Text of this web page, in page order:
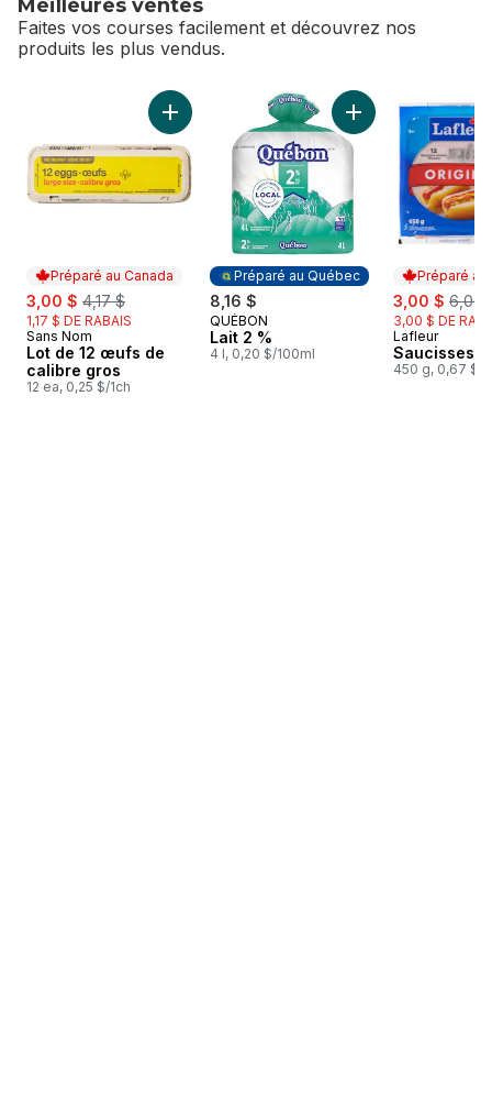
Meilleures ventes
Faites vos courses facilement et découvrez nos
produits les plus vendus.
sauter Meilleures ventes
Préparé au Canada
sale:
3,00 $ , formerly:
4,17 $
1,17 $ DE RABAIS
Préparé au Canada
Sans Nom
Lot de 12 œufs de
calibre gros
12 ea, 0,25 $/1ch
Ajouter Lot de 12 œufs de calibre gros au
Préparé au Québec
8,16 $
Préparé au Québec
QUÉBON
Lait 2 %
4 l, 0,20 $/100ml
Ajouter Lait 2 %
Préparé au
sale:
3,00 $ ,
6,00
3,00 $ DE
Préparé au
Lafleur
Saucisses
450 g, 0,67 $/